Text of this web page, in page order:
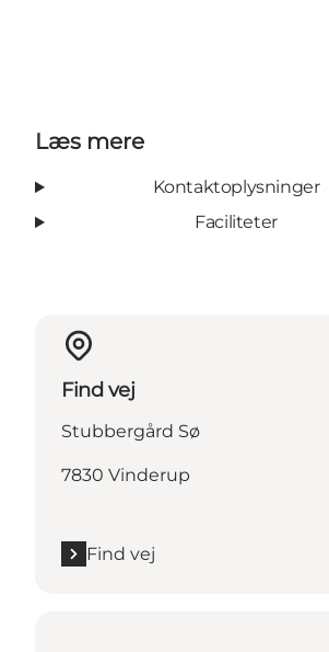
Læs mere
Kontaktoplysninger
Faciliteter
Find vej
Stubbergård Sø
7830 Vinderup
Find vej